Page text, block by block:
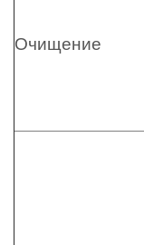
Очищение